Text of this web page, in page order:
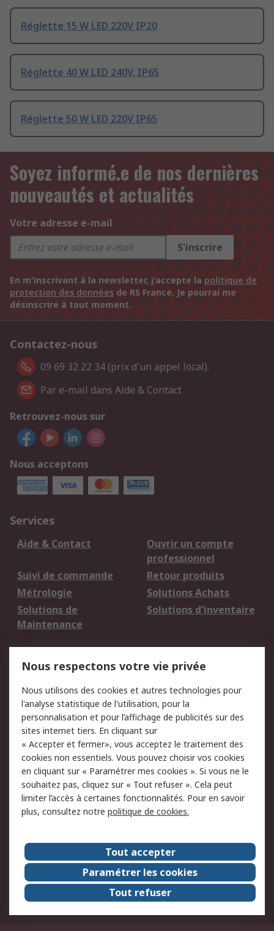
Réglette 15 W LED 220V IP20
Réglette 40 W LED 240V, IP65
Réglette 50 W LED 220V IP65
Soyez informé.e de nos dernières
nouveautés et actualités
Votre adresse e-mail
S'inscrire
En m'inscrivant à la newsletter, j'accepte la politique de
protection des données de RS France. Je pourrai me
désinscrire à tout moment.
Contactez-nous
09 69 32 22 34 (prix d'un appel local).
Par e-mail dans Aide & Contact
Retrouvez-nous sur
Nous acceptons
Services
Aide & Contact
Ouvrir un compte
professionnel
Suivi de commande
Retour produits
Métrologie
Solutions Achats
Solutions de
Maintenance
Solutions d'inventaire
du site
Politique de protection
des données - Mise à
jour
Sécurité des E-mails
Conditions générales
de vente
Politique anti-
corruption
Campagnes marketing
A propos de RS
A propos de RS France
Evénements
Le groupe RS Group Plc
Presse
RS dans le monde
Démarche RSE
Nous rejoindre
RS Particuliers
Nous respectons votre vie privée
Nous utilisons des cookies et autres technologies pour
l'analyse statistique de l'utilisation, pour la
personnalisation et pour l’affichage de publicités sur des
sites internet tiers. En cliquant sur
« Accepter et fermer», vous acceptez le traitement des
cookies non essentiels. Vous pouvez choisir vos cookies
en cliquant sur « Paramétrer mes cookies ». Si vous ne le
souhaitez pas, cliquez sur « Tout refuser ». Cela peut
limiter l’accès à certaines fonctionnalités. Pour en savoir
plus, consultez notre politique de cookies.
Tout accepter
Paramétrer les cookies
Tout refuser